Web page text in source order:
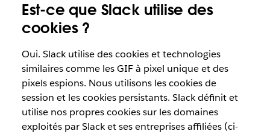
Est-ce que Slack utilise des
cookies ?
Oui. Slack utilise des cookies et technologies
similaires comme les GIF à pixel unique et des
pixels espions. Nous utilisons les cookies de
session et les cookies persistants. Slack définit et
utilise nos propres cookies sur les domaines
exploités par Slack et ses entreprises affiliées (ci-